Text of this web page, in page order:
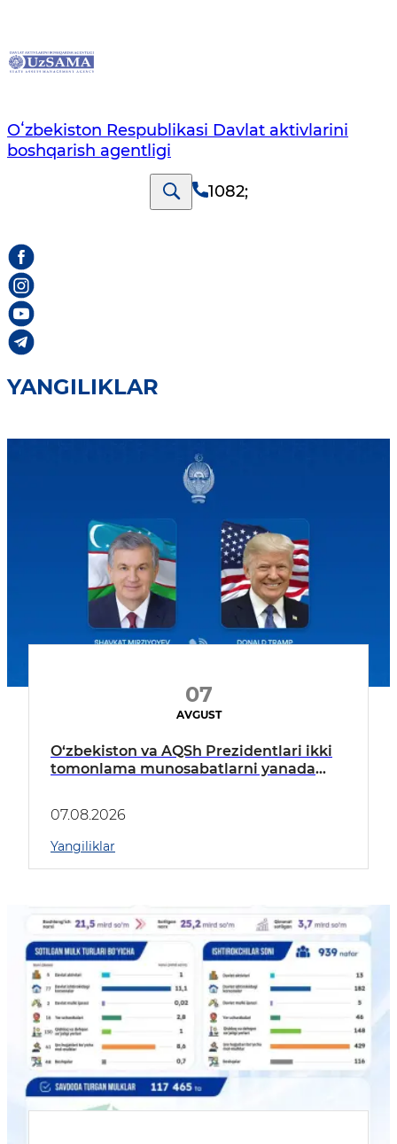
Oʻzbekiston Respublikasi Davlat aktivlarini
boshqarish agentligi
1082;
YANGILIKLAR
07
AVGUST
O‘zbekiston va AQSh Prezidentlari ikki
tomonlama munosabatlarni yanada
07.08.2026
Yangiliklar